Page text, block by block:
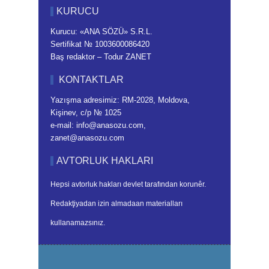
KURUCU
Kurucu: «ANA SÖZÜ» S.R.L.
Sertifikat № 1003600086420
Baş redaktor – Todur ZANET
KONTAKTLAR
Yazışma adresimiz: RM-2028, Moldova,
Kişinev, c/p № 1025
e-mail: info@anasozu.com,
zanet@anasozu.com
AVTORLUK HAKLARI
Hepsi avtorluk hakları devlet tarafından korunêr.
Redakţiyadan izin almadaan materialları
kullanamazsınız.